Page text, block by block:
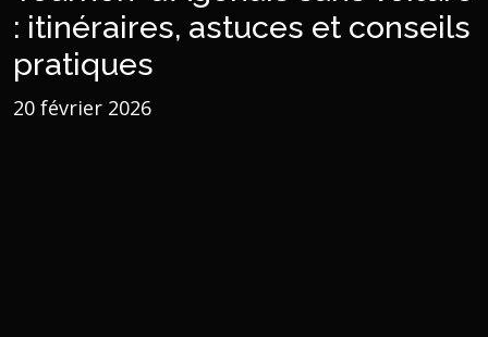
: itinéraires, astuces et conseils
pratiques
20 février 2026